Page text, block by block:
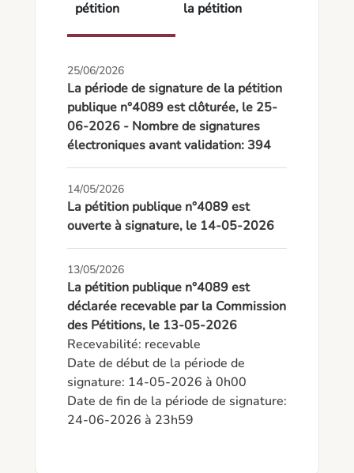
pétition
la pétition
25/06/2026
La période de signature de la pétition
publique n°4089 est clôturée, le 25-
06-2026 - Nombre de signatures
électroniques avant validation: 394
14/05/2026
La pétition publique n°4089 est
ouverte à signature, le 14-05-2026
13/05/2026
La pétition publique n°4089 est
déclarée recevable par la Commission
des Pétitions, le 13-05-2026
Recevabilité: recevable
Date de début de la période de
signature: 14-05-2026 à 0h00
Date de fin de la période de signature:
24-06-2026 à 23h59